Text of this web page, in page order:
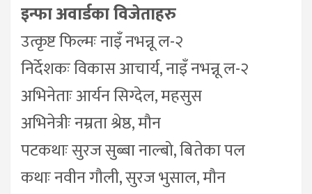
इन्फा अवार्डका विजेताहरु
उत्कृष्ट फिल्मः नाइँ नभन्नू ल-२
निर्देशकः विकास आचार्य, नाइँ नभन्नू ल-२
अभिनेताः आर्यन सिग्देल, महसुस
अभिनेत्रीः नम्रता श्रेष्ठ, मौन
पटकथाः सुरज सुब्बा नाल्बो, बितेका पल
कथाः नवीन गौली, सुरज भुसाल, मौन